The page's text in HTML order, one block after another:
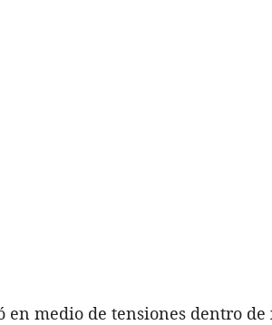
en medio de tensiones dentro